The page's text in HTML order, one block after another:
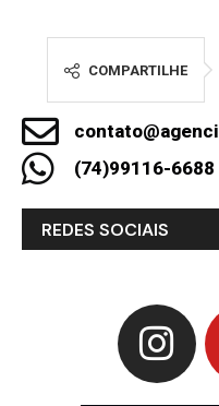
COMPARTILHE
(74)99116-6688
REDES SOCIAIS